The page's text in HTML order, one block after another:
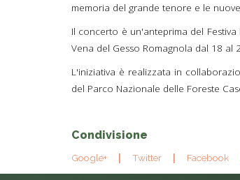
memoria del grande tenore e le
Il concerto è un'anteprima del
Vena del Gesso Romagnola dal 18 al
L'iniziativa è realizzata in
del Parco Nazionale delle Foreste
Condivisione
Google+ Twitter Facebook